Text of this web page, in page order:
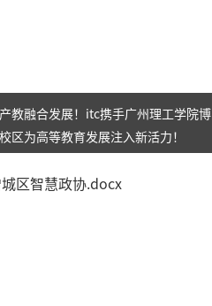
教融合发展！itc携手广州理工学院博
区为高等教育发展注入新活力！